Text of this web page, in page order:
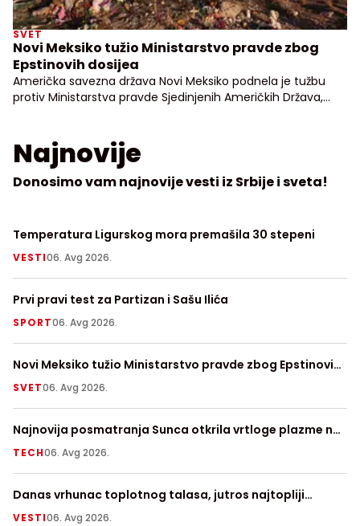
Najnovije
Donosimo vam najnovije vesti iz Srbije i sveta!
Temperatura Ligurskog mora premašila 30 stepeni
VESTI06. Avg 2026.
Prvi pravi test za Partizan i Sašu Ilića
SPORT06. Avg 2026.
Novi Meksiko tužio Ministarstvo pravde zbog Epstinovih
dosijea
SVET06. Avg 2026.
Najnovija posmatranja Sunca otkrila vrtloge plazme na
njegovoj površini
TECH06. Avg 2026.
Danas vrhunac toplotnog talasa, jutros najtopliji
Zrenjanjin sa 30 stepeni
VESTI06. Avg 2026.
SVET
Novi Meksiko tužio Ministarstvo pravde zbog
Epstinovih dosijea
Američka savezna država Novi Meksiko podnela je tužbu
protiv Ministarstva pravde Sjedinjenih Američkih Država,